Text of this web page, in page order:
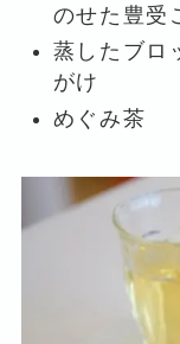
のせた豊受
蒸したブロ
がけ
めぐみ茶